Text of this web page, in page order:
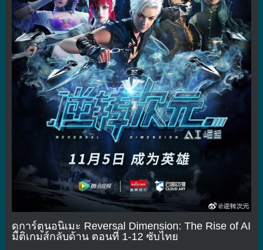
ดูการ์ตูนอนิเมะ Reversal Dimension: The Rise of AI
มิติเกมส์กลับด้าน ตอนที่ 1-12 ซับไทย